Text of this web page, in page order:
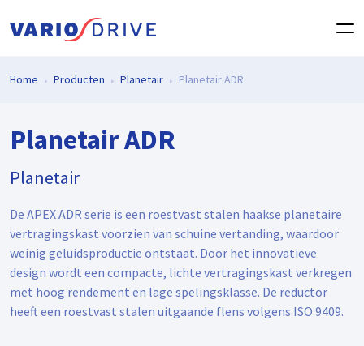
Home Producten Planetair Planetair ADR
Planetair ADR
Planetair
De APEX ADR serie is een roestvast stalen haakse planetaire
vertragingskast voorzien van schuine vertanding, waardoor
weinig geluidsproductie ontstaat. Door het innovatieve
design wordt een compacte, lichte vertragingskast verkregen
met hoog rendement en lage spelingsklasse. De reductor
heeft een roestvast stalen uitgaande flens volgens ISO 9409.